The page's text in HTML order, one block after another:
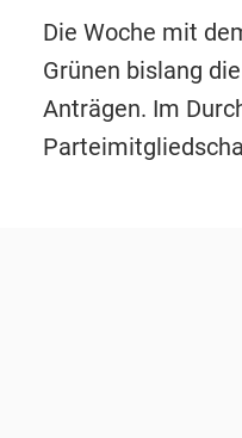
Die Woche mit
Grünen bislang
Anträgen. Im